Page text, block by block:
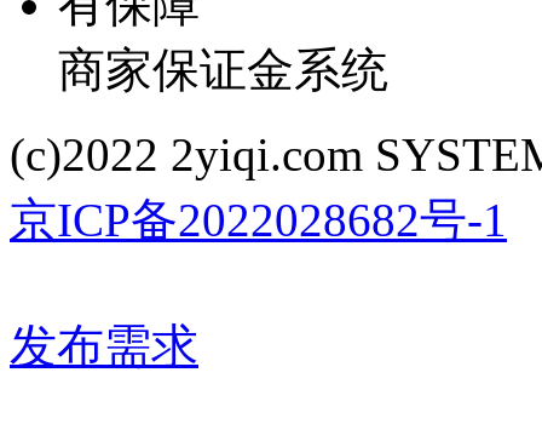
商家保证金系统
(c)2022 2yiqi.com
京ICP备2022028682号-1
发布需求